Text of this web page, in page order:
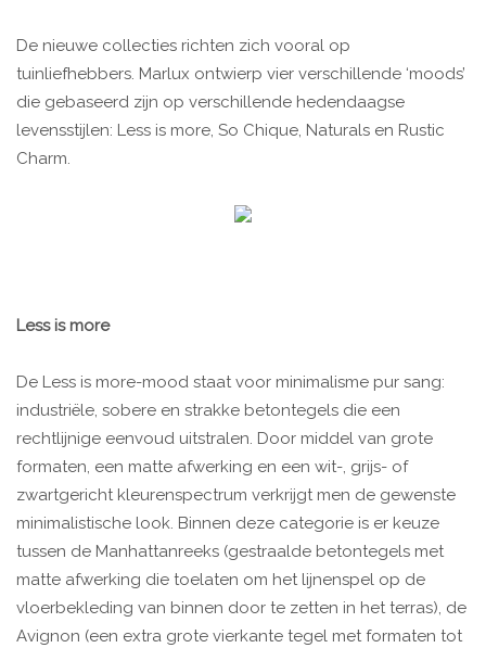
De nieuwe collecties richten zich vooral op
tuinliefhebbers. Marlux ontwierp vier verschillende ‘moods’
die gebaseerd zijn op verschillende hedendaagse
levensstijlen: Less is more, So Chique, Naturals en Rustic
Charm.
Less is more
De Less is more-mood staat voor minimalisme pur sang:
industriële, sobere en strakke betontegels die een
rechtlijnige eenvoud uitstralen. Door middel van grote
formaten, een matte afwerking en een wit-, grijs- of
zwartgericht kleurenspectrum verkrijgt men de gewenste
minimalistische look. Binnen deze categorie is er keuze
tussen de Manhattanreeks (gestraalde betontegels met
matte afwerking die toelaten om het lijnenspel op de
vloerbekleding van binnen door te zetten in het terras), de
Avignon (een extra grote vierkante tegel met formaten tot